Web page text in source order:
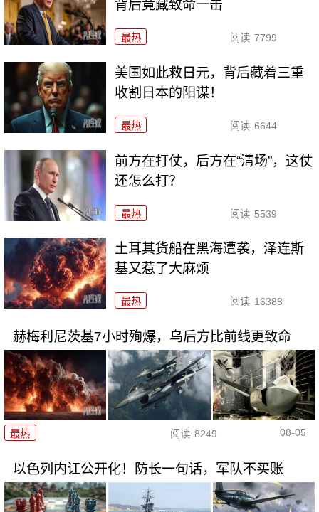
背后竟藏致命一击
最热 阅读 7799
美国如此救日元，背后藏着三重
收割日本的阳谋！
最热 阅读 6644
前方在打仗，后方在“清场”，这仗
还怎么打？
最热 阅读 5539
土耳其货船在黑海遭袭，泽连斯
基又惹了大麻烦
最热 阅读 16388
赫梅利尼茨基7小时殉爆，乌后方比前线更致命
最热 阅读 8249 08-05
以色列内讧公开化！防长一句话，军队不买账